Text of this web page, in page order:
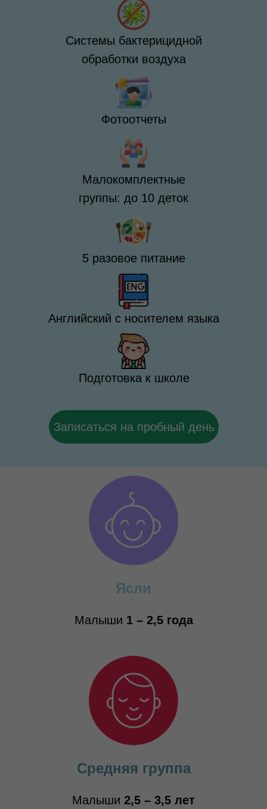
Системы бактерицидной
обработки воздуха
Фотоотчеты
Малокомплектные
группы: до 10 деток
5 разовое питание
Английский с носителем языка
Подготовка к школе
Записаться на пробный день
Ясли
Малыши 1 – 2,5 года
Средняя группа
Малыши 2,5 – 3,5 лет